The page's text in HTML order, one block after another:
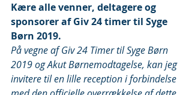
Kære alle venner, deltagere og
sponsorer af Giv 24 timer til Syge
Børn 2019.
På vegne af Giv 24 Timer til Syge Børn
2019 og Akut Børnemodtagelse, kan jeg
invitere til en lille reception i forbindelse